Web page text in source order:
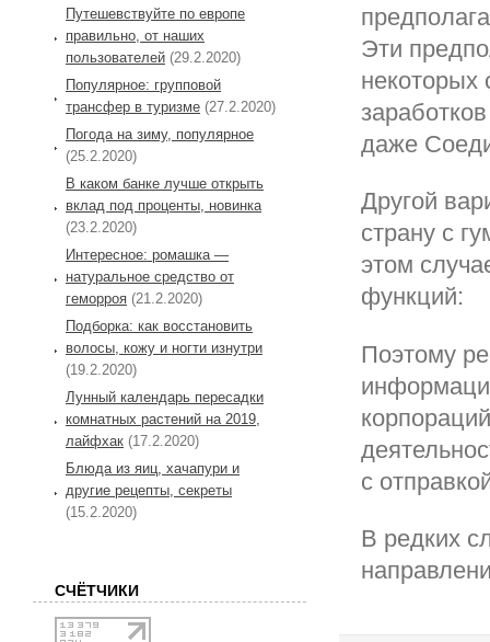
Эти
некоторых
даже
Другой
страну с
этом
функций:
Поэтому
с
В редких
Путешевствуйте по европе
правильно, от наших
пользователей (29.2.2020)
Популярное: групповой
трансфер в туризме (27.2.2020)
Погода на зиму, популярное
(25.2.2020)
В каком банке лучше открыть
вклад под проценты, новинка
(23.2.2020)
Интересное: ромашка —
натуральное средство от
геморроя (21.2.2020)
Подборка: как восстановить
волосы, кожу и ногти изнутри
(19.2.2020)
Лунный календарь пересадки
комнатных растений на 2019,
лайфхак (17.2.2020)
Блюда из яиц, хачапури и
другие рецепты, секреты
(15.2.2020)
СЧЁТЧИКИ